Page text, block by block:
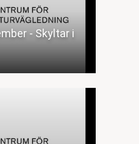
- Skyltar i